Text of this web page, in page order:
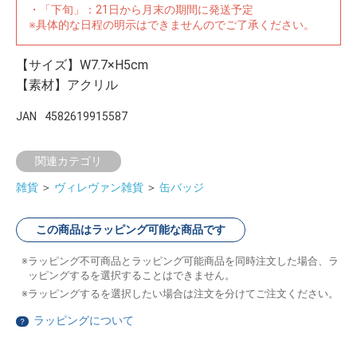
・「下旬」：21日から月末の期間に発送予定
※具体的な日程の明示はできませんのでご了承ください。
【サイズ】W7.7×H5cm
【素材】アクリル
JAN 4582619915587
関連カテゴリ
雑貨 ＞ ヴィレヴァン雑貨 ＞ 缶バッジ
この商品はラッピング可能な商品です
ラッピング不可商品とラッピング可能商品を同時注文した場合、ラ
ッピングするを選択することはできません。
ラッピングするを選択したい場合は注文を分けてご注文ください。
？ ラッピングについて
ーター
ッズ